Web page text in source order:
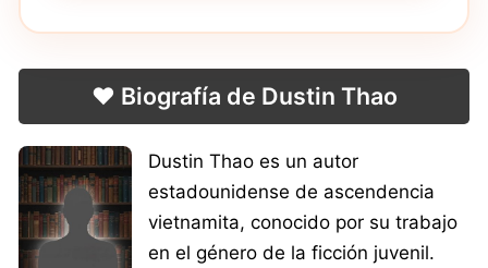
❤️ Biografía de Dustin Thao
Dustin Thao es un autor
estadounidense de ascendencia
vietnamita, conocido por su trabajo
en el género de la ficción juvenil.